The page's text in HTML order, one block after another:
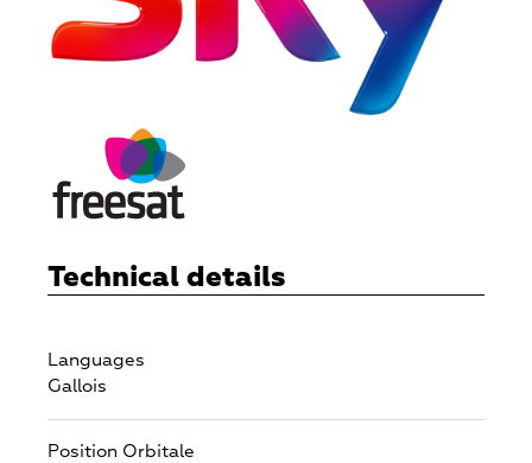
Technical details
Languages
Gallois
Position Orbitale